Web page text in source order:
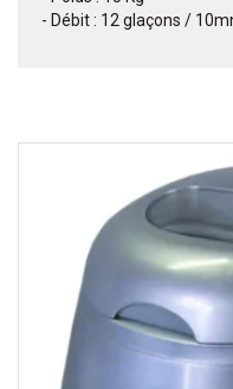
- Débit : 12 glaçons /